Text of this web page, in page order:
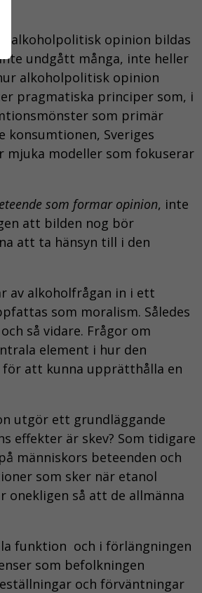
alkoholpolitisk opinion bildas
undgått många, inte heller
alkoholpolitisk opinion
pragmatiska principer som, i
som primär
konsumtionen, Sveriges
modeller som fokuserar
som formar opinion, inte
att bilden nog bör
att ta hänsyn till i den
av alkoholfrågan in i ett
som moralism. Således
så vidare. Frågor om
element i hur den
att kunna upprätthålla en
utgör ett grundläggande
effekter är skev? Som tidigare
människors beteenden och
som sker när etanol
onekligen så att de allmänna
funktion  och i förlängningen
som befolkningen
och förväntningar